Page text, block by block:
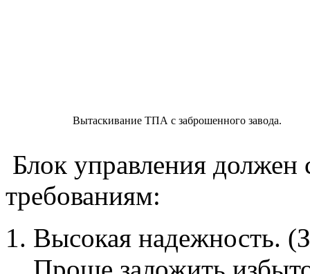
Вытаскивание ТПА с заброшенного завода.
Блок управления должен
требованиям:
Высокая надежность.